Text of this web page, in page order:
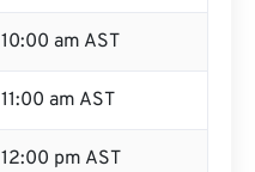
10:00 am AST
11:00 am AST
12:00 pm AST